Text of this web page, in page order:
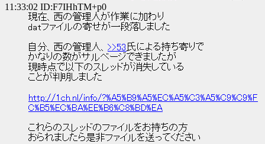
11:33:02 ID:F7IHhTM+p0
現在、西の管理人が作業に加わり
datファイルの寄せが一段落しました
自分、西の管理人、 >>53 氏による持ち寄りで
かなりの数がサルベージできましたが
現時点で以下のスレッドが消失している
ことが判明しました
http://1ch.nl/info/?%A5%B9%A5%EC%A5%C3%A5%C9%C9%F
C%B5%EC%BA%EE%B6%C8%BD%EA
これらのスレッドのファイルをお持ちの方
おられましたら是非ファイルを送ってください